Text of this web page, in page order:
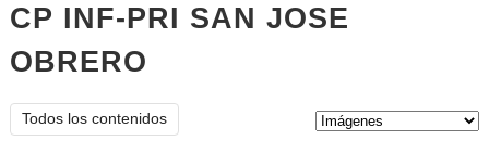
CP INF-PRI SAN JOSE
OBRERO
Todos los contenidos